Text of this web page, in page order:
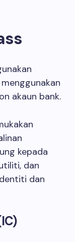
akaun bank.
kepada
dan
dan